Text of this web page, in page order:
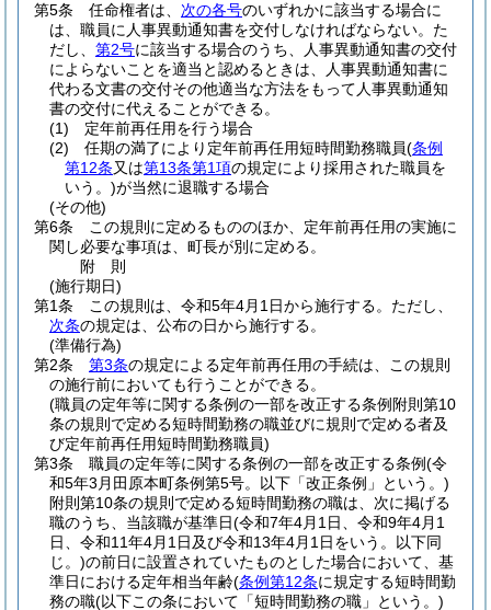
第5条
任命権者は、 次の各号のいずれかに該当する場合に
は、職員に人事異動通知書を交付しなければならない。 た
だし、 第2号に該当する場合のうち、人事異動通知書の交付
によらないことを適当と認めるときは、人事異動通知書に
代わる文書の交付その他適当な方法をもって人事異動通知
書の交付に代えることができる。
(1)
定年前再任用を行う場合
(2)
任期の満了により定年前再任用短時間勤務職員(条例
第12条又は第13条第1項の規定により採用された職員を
いう。)が当然に退職する場合
(その他)
第6条
この規則に定めるもののほか、定年前再任用の実施に
関し必要な事項は、町長が別に定める。
附 則
(施行期日)
第1条
この規則は、令和5年4月1日から施行する。 ただし、
次条の規定は、公布の日から施行する。
(準備行為)
第2条
第3条の規定による定年前再任用の手続は、この規則
の施行前においても行うことができる。
(職員の定年等に関する条例の一部を改正する条例附則第10
条の規則で定める短時間勤務の職並びに規則で定める者及
び定年前再任用短時間勤務職員)
第3条
職員の定年等に関する条例の一部を改正する条例(令
和5年3月田原本町条例第5号。以下「改正条例」という。)
附則第10条の規則で定める短時間勤務の職は、次に掲げる
職のうち、当該職が基準日(令和7年4月1日、令和9年4月1
日、令和11年4月1日及び令和13年4月1日をいう。以下同
じ。)の前日に設置されていたものとした場合において、基
準日における定年相当年齢(条例第12条に規定する短時間勤
務の職(以下この条において「短時間勤務の職」という。)